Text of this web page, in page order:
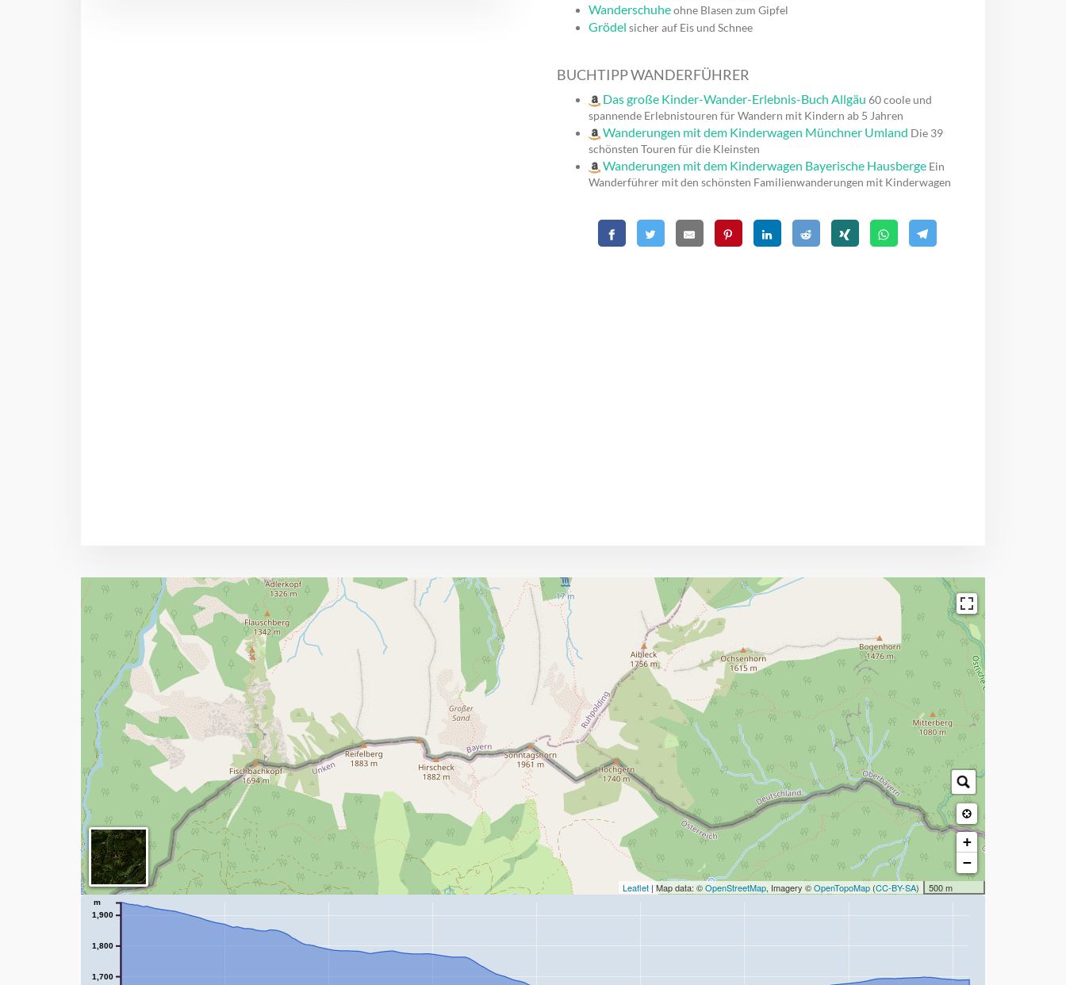
Wanderschuheohne Blasen zum Gipfel
Grödel sicher auf Eis und Schnee
BUCHTIPP WANDERFÜHRER
Das große Kinder-Wander-Erlebnis-Buch Allgäu 60 coole und
spannende Erlebnistouren für Wandern mit Kindern ab 5 Jahren
Wanderungen mit dem Kinderwagen Münchner Umland Die 39
schönsten Touren für die Kleinsten
Wanderungen mit dem Kinderwagen Bayerische Hausberge Ein
Wanderführer mit den schönsten Familienwanderungen mit Kinderwagen
+
−
500 m
Leaflet | Map data: ©OpenStreetMap, Imagery ©OpenTopoMap (CC-BY-SA)
1,700
1,800
1,900
m